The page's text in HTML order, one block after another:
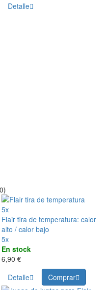
Detalle
5x
Flair tira de temperatura: calor
alto / calor bajo
5x
En stock
6,90 €
Detalle
Comprar